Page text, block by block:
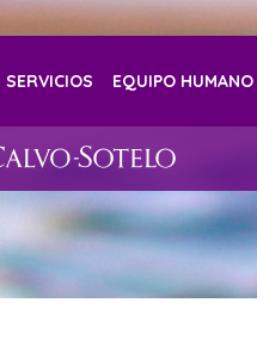
SERVICIOS EQUIPO HUMANO